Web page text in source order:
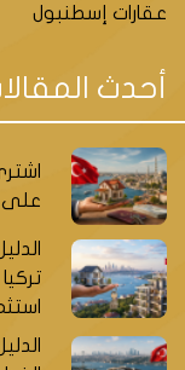
عقارات إسطنبول
أحدث
على